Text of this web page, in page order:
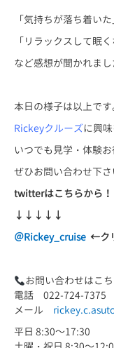
「気持ちが落ち着いた
「リラックスして眠く
など感想が聞かれまし
本日の様子は以上です
Rickeyクルーズに興
いつでも見学・体験
ぜひお問い合わせ下
twitterはこちらから！
↓↓↓↓↓
＠Rickey_cruise ←ク
お問い合わせはこ
電話 022-724-7375
メール
平日 8:30～17:30